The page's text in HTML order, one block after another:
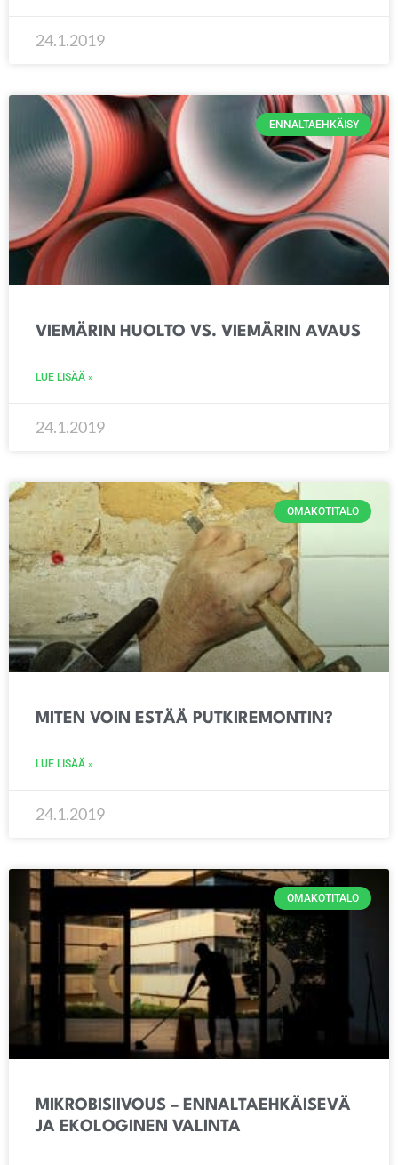
24.1.2019
ENNALTAEHKÄISY
VIEMÄRIN HUOLTO VS. VIEMÄRIN AVAUS
LUE LISÄÄ »
24.1.2019
OMAKOTITALO
MITEN VOIN ESTÄÄ PUTKIREMONTIN?
LUE LISÄÄ »
24.1.2019
OMAKOTITALO
MIKROBISIIVOUS – ENNALTAEHKÄISEVÄ
JA EKOLOGINEN VALINTA